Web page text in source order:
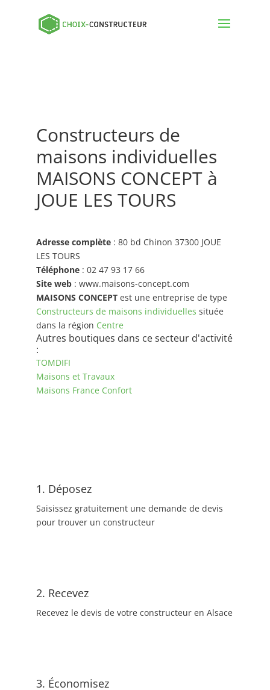
Constructeurs de
maisons individuelles
MAISONS CONCEPT à
JOUE LES TOURS
Adresse complète: 80 bd Chinon 37300 JOUE
LES TOURS
Téléphone: 02 47 93 17 66
Site web: www.maisons-concept.com
MAISONS CONCEPTest une entreprise de type
Constructeurs de maisons individuelles située
dans la région Centre
Autres boutiques dans ce secteur d'activité
:
TOMDIFI
Maisons et Travaux
Maisons France Confort
1. Déposez
Saisissez gratuitement une demande de devis
pour trouver un constructeur
2. Recevez
Recevez le devis de votre constructeur en Alsace
3. Économisez